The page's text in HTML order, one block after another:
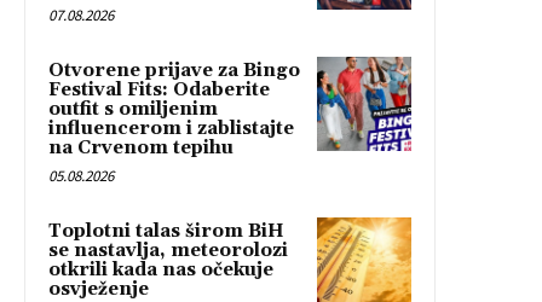
07.08.2026
Otvorene prijave za Bingo
Festival Fits: Odaberite
outfit s omiljenim
influencerom i zablistajte
na Crvenom tepihu
05.08.2026
Toplotni talas širom BiH
se nastavlja, meteorolozi
otkrili kada nas očekuje
osvježenje